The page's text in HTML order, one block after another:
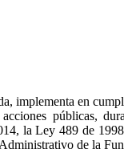
implementa en
públicas,
la Ley 489 de
de la